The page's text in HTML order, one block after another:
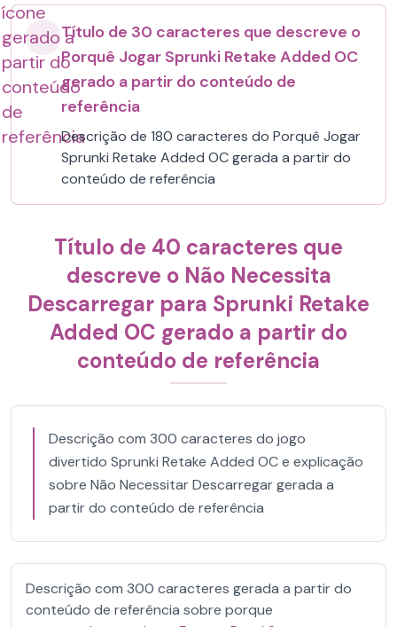
ícone
gerado a
partir do
conteúdo
de
referência
Título de 30 caracteres que descreve o
Porquê Jogar Sprunki Retake Added OC
gerado a partir do conteúdo de
referência
Descrição de 180 caracteres do Porquê Jogar
Sprunki Retake Added OC gerada a partir do
conteúdo de referência
Título de 40 caracteres que
descreve o Não Necessita
Descarregar para Sprunki Retake
Added OC gerado a partir do
conteúdo de referência
Descrição com 300 caracteres do jogo
divertido Sprunki Retake Added OC e explicação
sobre Não Necessitar Descarregar gerada a
partir do conteúdo de referência
Descrição com 300 caracteres gerada a partir do
conteúdo de referência sobre porque